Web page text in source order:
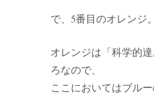
で、5番目のオレンジ。
オレンジは「科学的
ろなので、
ここにおいてはブル